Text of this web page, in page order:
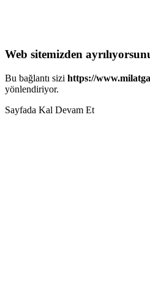
Web sitemizden
Bu bağlantı sizi https://
yönlendiriyor.
Sayfada Kal Devam Et